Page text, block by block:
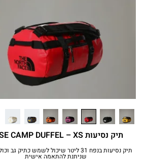
תיק נסיעות BASE CAMP DUFFEL – XS
תיק נסיעות בנפח 31 ליטר שיכול לשמש כתיק
שניתנת להתאמה אישית